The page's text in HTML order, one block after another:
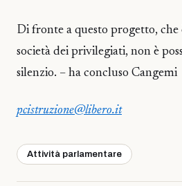
Di fronte a questo progetto,
società dei privilegiati, non è
silenzio. – ha concluso Cangemi
pcistruzione@libero.it
Attività parlamentare